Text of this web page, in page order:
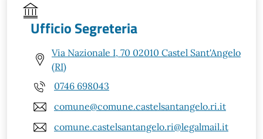
Ufficio Segreteria
Via Nazionale I, 70 02010 Castel Sant'Angelo
(RI)
0746 698043
comune@comune.castelsantangelo.ri.it
comune.castelsantangelo.ri@legalmail.it